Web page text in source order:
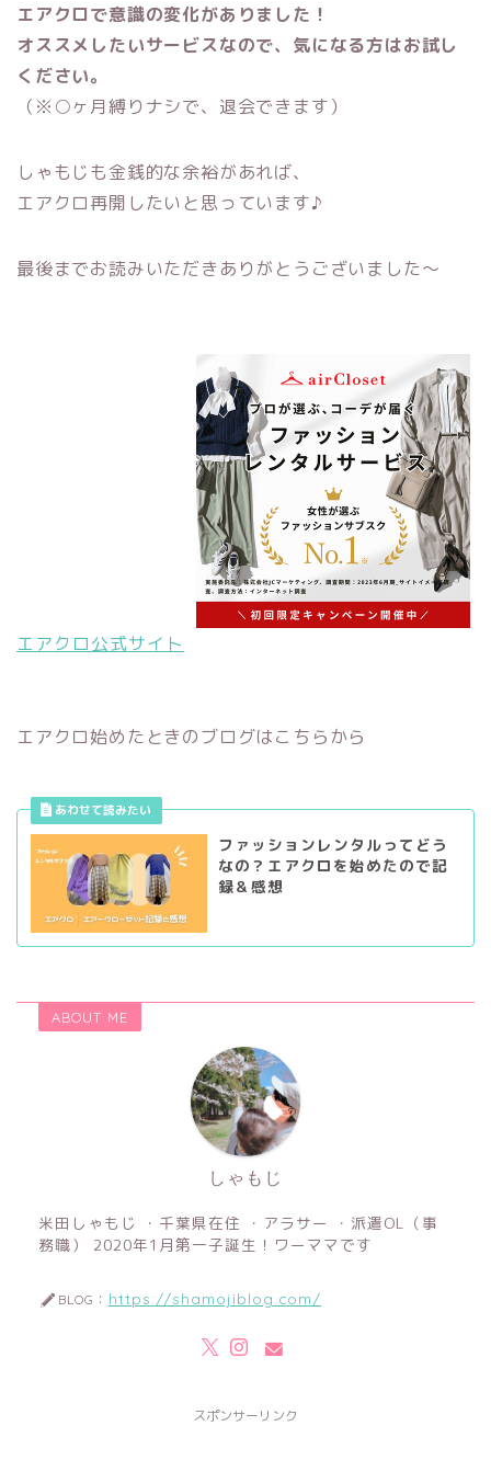
エアクロで意識の変化がありました！
オススメしたいサービスなので、気になる方はお試し
ください。
（※○ヶ月縛りナシで、退会できます）
しゃもじも金銭的な余裕があれば、
エアクロ再開したいと思っています♪
最後までお読みいただきありがとうございました～
エアクロ公式サイト
エアクロ始めたときのブログはこちらから
ファッションレンタルってどう
なの？エアクロを始めたので記
録＆感想
ABOUT ME
しゃもじ
米田しゃもじ ・千葉県在住 ・アラサー ・派遣OL（事
務職） 2020年1月第一子誕生！ワーママです
BLOG： https://shamojiblog.com/
スポンサーリンク